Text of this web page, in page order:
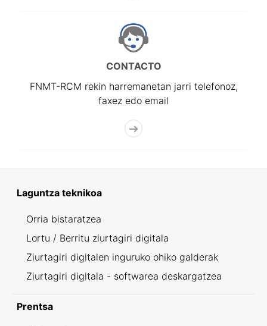
CONTACTO
FNMT-RCM rekin harremanetan jarri telefonoz,
faxez edo email
Laguntza teknikoa
Orria bistaratzea
Lortu / Berritu ziurtagiri digitala
Ziurtagiri digitalen inguruko ohiko galderak
Ziurtagiri digitala - softwarea deskargatzea
Prentsa